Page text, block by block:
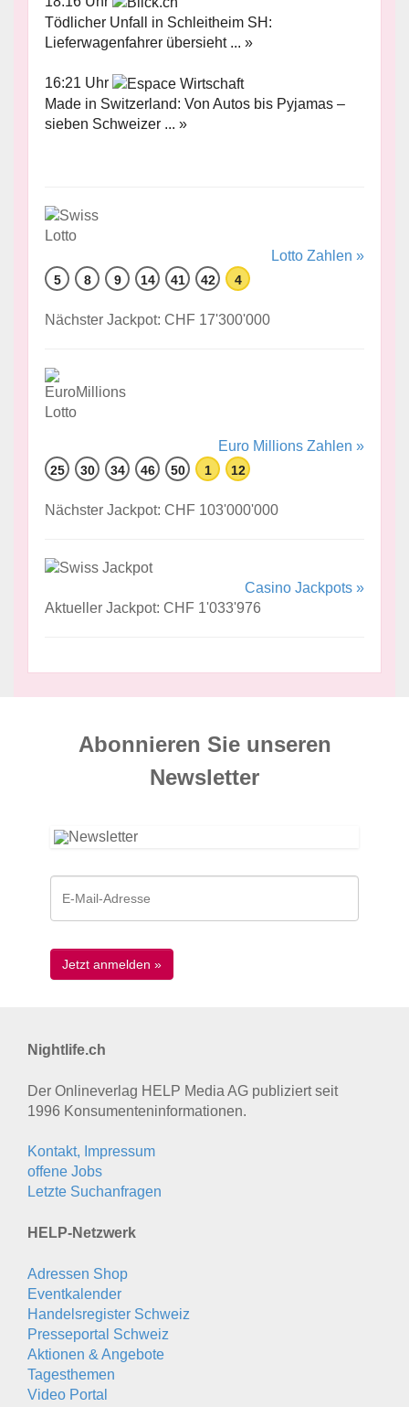
Tödlicher Unfall in Schleitheim SH:
Lieferwagenfahrer übersieht ... »
16:21 Uhr
Made in Switzerland: Von Autos bis Pyjamas –
sieben Schweizer ... »
Lotto Zahlen »
5 8 9 14 41 42 4
Nächster Jackpot: CHF 17'300'000
Euro Millions Zahlen »
25 30 34 46 50 1 12
Nächster Jackpot: CHF 103'000'000
Casino Jackpots »
Aktueller Jackpot: CHF 1'033'976
Abonnieren Sie unseren
News­letter
Nightlife.ch
Der Onlineverlag HELP Media AG publiziert seit
1996 Konsumenten­informationen.
Kontakt, Impressum
offene Jobs
Letzte Suchanfragen
HELP-Netzwerk
Adressen Shop
Eventkalender
Handelsregister Schweiz
Presseportal Schweiz
Aktionen & Angebote
Tagesthemen
Video Portal